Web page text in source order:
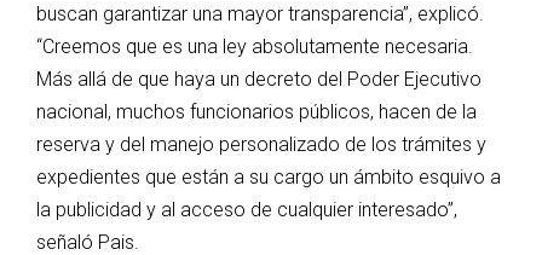
buscan garantizar una mayor transparencia”, explicó.
“Creemos que es una ley absolutamente necesaria.
Más allá de que haya un decreto del Poder Ejecutivo
nacional, muchos funcionarios públicos, hacen de la
reserva y del manejo personalizado de los trámites y
expedientes que están a su cargo un ámbito esquivo a
la publicidad y al acceso de cualquier interesado”,
señaló Pais.